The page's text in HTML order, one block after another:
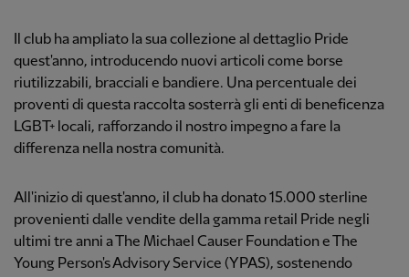
Il club ha ampliato la sua collezione al dettaglio Pride
quest'anno, introducendo nuovi articoli come borse
riutilizzabili, bracciali e bandiere. Una percentuale dei
proventi di questa raccolta sosterrà gli enti di beneficenza
LGBT+ locali, rafforzando il nostro impegno a fare la
differenza nella nostra comunità.
All'inizio di quest'anno, il club ha donato 15.000 sterline
provenienti dalle vendite della gamma retail Pride negli
ultimi tre anni a The Michael Causer Foundation e The
Young Person's Advisory Service (YPAS), sostenendo